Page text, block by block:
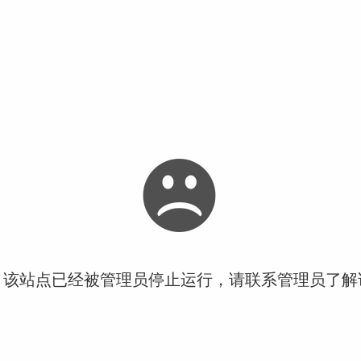
站点已经被管理员停止运行，请联系管理员了